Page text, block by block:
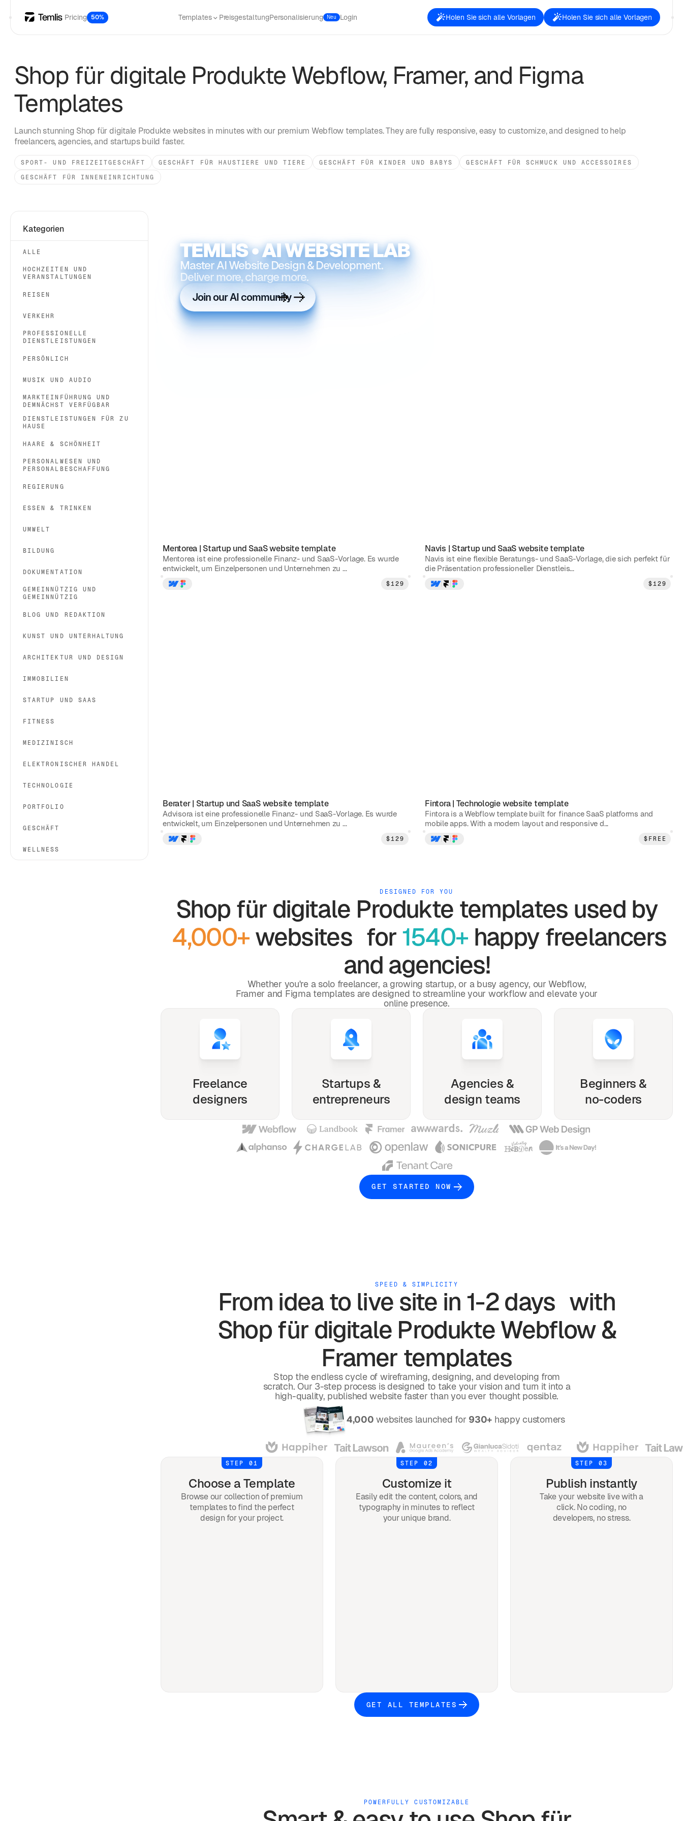
Pricing 50% Templates PreisgestaltungPersonalisierung Neu Login Holen Sie sich alle Vorlagen Holen Sie sich alle Vorlagen
Shop für digitale Produkte Webflow, Framer, and Figma
Templates
Launch stunning Shop für digitale Produktewebsites in minutes with our premium Webflow templates. They are fully responsive, easy to customize, and designed to help
freelancers, agencies, and startups build faster.
SPORT- UND FREIZEITGESCHÄFT GESCHÄFT FÜR HAUSTIERE UND TIERE GESCHÄFT FÜR KINDER UND BABYS
GESCHÄFT FÜR SCHMUCK UND ACCESSOIRES
GESCHÄFT FÜR INNENEINRICHTUNG
Kategorien
ALLE
HOCHZEITEN UND
VERANSTALTUNGEN
REISEN
VERKEHR
PROFESSIONELLE
DIENSTLEISTUNGEN
PERSÖNLICH
MUSIK UND AUDIO
MARKTEINFÜHRUNG UND
DEMNÄCHST VERFÜGBAR
DIENSTLEISTUNGEN FÜR ZU
HAUSE
HAARE & SCHÖNHEIT
PERSONALWESEN UND
PERSONALBESCHAFFUNG
REGIERUNG
ESSEN & TRINKEN
UMWELT
BILDUNG
DOKUMENTATION
GEMEINNÜTZIG UND
GEMEINNÜTZIG
BLOG UND REDAKTION
KUNST UND UNTERHALTUNG
ARCHITEKTUR UND DESIGN
IMMOBILIEN
STARTUP UND SAAS
FITNESS
MEDIZINISCH
ELEKTRONISCHER HANDEL
TECHNOLOGIE
PORTFOLIO
GESCHÄFT
WELLNESS
TEMLIS • AI WEBSITE LAB
Master AI Website Design & Development.
Deliver more, charge more.
Join our AI community
Mentorea | Startup und SaaSwebsite template
Mentorea ist eine professionelle Finanz- und SaaS-Vorlage. Es wurde
entwickelt, um Einzelpersonen und Unternehmen zu ...
$129
Navis | Startup und SaaSwebsite template
Navis ist eine flexible Beratungs- und SaaS-Vorlage, die sich perfekt für
die Präsentation professioneller Dienstleis...
$129
Berater| Startup und SaaSwebsite template
Advisora ist eine professionelle Finanz- und SaaS-Vorlage. Es wurde
entwickelt, um Einzelpersonen und Unternehmen zu ...
$129
Fintora| Technologiewebsite template
Fintora is a Webflow template built for finance SaaS platforms and
mobile apps. With a modern layout and responsive d...
$ FREE
DESIGNED FOR YOU
Shop für digitale Produkte templates used by
4,000+websites for1540+ happy freelancers
and agencies!
Whether you're a solo freelancer, a growing startup, or a busy agency, our Webflow,
Framer and Figma templates are designed to streamline your workflow and elevate your
online presence.
Freelance
designers
Startups &
entrepreneurs
Agencies &
design teams
Beginners &
no-coders
GET STARTED NOW
SPEED & SIMPLICITY
From idea to live site in 1-2 days with
Shop für digitale ProdukteWebflow &
Framer templates
Stop the endless cycle of wireframing, designing, and developing from
scratch. Our 3-step process is designed to take your vision and turn it into a
high-quality, published website faster than you ever thought possible.
Over 4,000 websites launched for 930+ happy customers
STEP 01
Choose a Template
Browse our collection of premium
templates to find the perfect
design for your project.
STEP 02
Customize it
Easily edit the content, colors, and
typography in minutes to reflect
your unique brand.
STEP 03
Publish instantly
Take your website live with a
click. No coding, no
developers, no stress.
GET ALL TEMPLATES
POWERFULLY CUSTOMIZABLE